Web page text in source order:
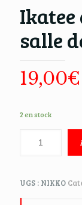
Ikatee
salle
19,00€
2 en stock
UGS : NIKKO